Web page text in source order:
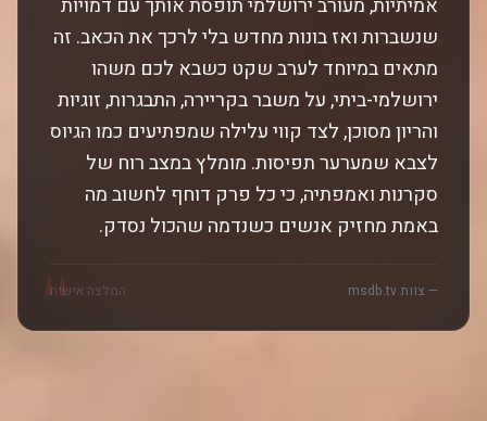
"
שנשברות ואז בונות מחדש בלי לרכך את הכאב. זה
מתאים במיוחד לערב שקט כשבא לכם משהו
ירושלמי-ביתי, על משבר בקריירה, התבגרות, זוגיות
והריון מסוכן, לצד קווי עלילה שמפתיעים כמו הגיוס
לצבא שמערער תפיסות. מומלץ במצב רוח של
סקרנות ואמפתיה, כי כל פרק דוחף לחשוב מה
באמת מחזיק אנשים כשנדמה שהכול נסדק.
— צוות msdb.tv המלצה אישית